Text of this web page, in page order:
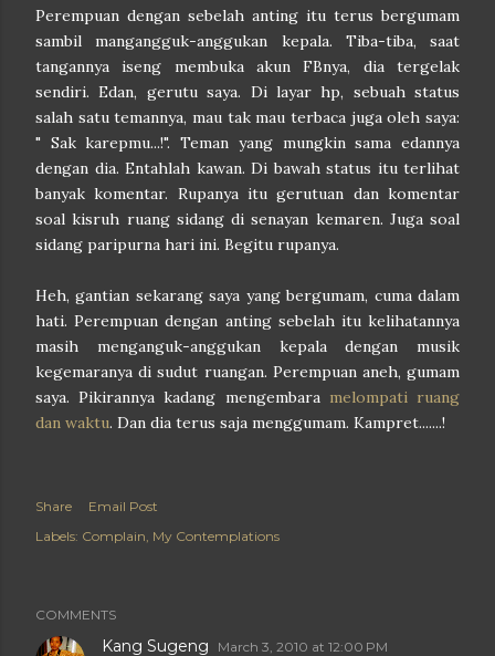
Perempuan dengan sebelah anting itu terus bergumam
sambil mangangguk-anggukan kepala. Tiba-tiba, saat
tangannya iseng membuka akun FBnya, dia tergelak
sendiri. Edan, gerutu saya. Di layar hp, sebuah status
salah satu temannya, mau tak mau terbaca juga oleh saya:
" Sak karepmu...!". Teman yang mungkin sama edannya
dengan dia. Entahlah kawan. Di bawah status itu terlihat
banyak komentar. Rupanya itu gerutuan dan komentar
soal kisruh ruang sidang di senayan kemaren. Juga soal
sidang paripurna hari ini. Begitu rupanya.
Heh, gantian sekarang saya yang bergumam, cuma dalam
hati. Perempuan dengan anting sebelah itu kelihatannya
masih menganguk-anggukan kepala dengan musik
kegemaranya di sudut ruangan. Perempuan aneh, gumam
saya. Pikirannya kadang mengembara melompati ruang
dan waktu. Dan dia terus saja menggumam. Kampret.......!
Share
Email Post
Labels: Complain My Contemplations
COMMENTS
Kang Sugeng March 3, 2010 at 12:00 PM